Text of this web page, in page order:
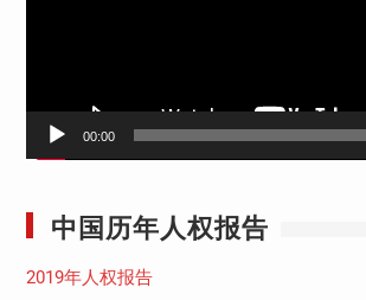
00:00
中国历年人权报告
2019年人权报告